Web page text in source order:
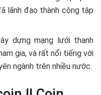
lãnh đạo thành công tập
dựng mạng lưới thanh
gia, và rất nổi tiếng với
ngành trên nhiều nước.